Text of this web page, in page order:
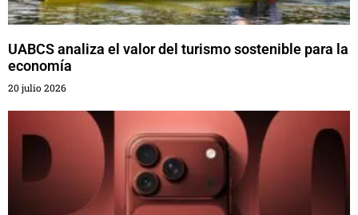
UABCS analiza el valor del turismo sostenible para la
economía
20 julio 2026